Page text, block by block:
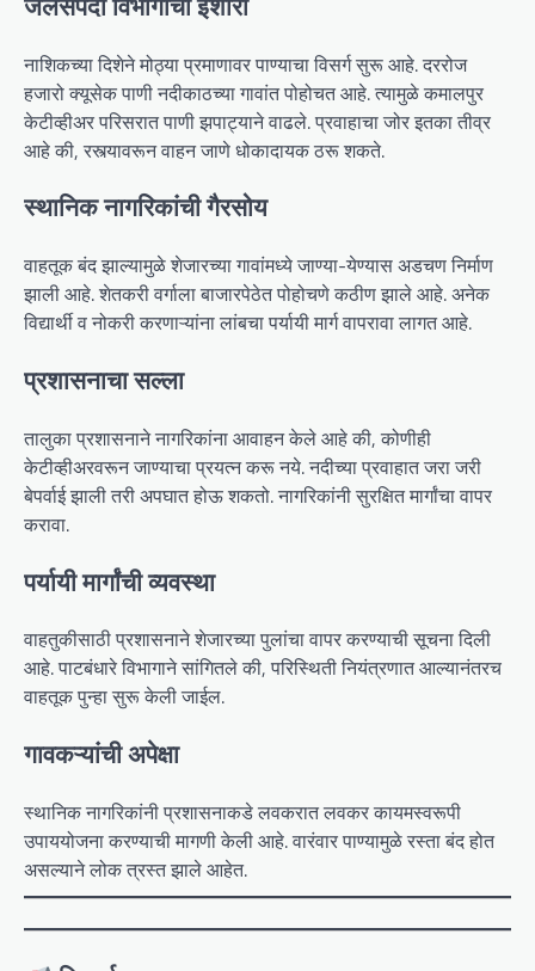
नाशिकच्या दिशेने मोठ्या प्रमाणावर पाण्याचा विसर्ग सुरू आहे. दररोज
हजारो क्यूसेक पाणी नदीकाठच्या गावांत पोहोचत आहे. त्यामुळे कमालपुर
केटीव्हीअर परिसरात पाणी झपाट्याने वाढले. प्रवाहाचा जोर इतका तीव्र
आहे की, रस्त्यावरून वाहन जाणे धोकादायक ठरू शकते.
स्थानिक नागरिकांची गैरसोय
वाहतूक बंद झाल्यामुळे शेजारच्या गावांमध्ये जाण्या-येण्यास अडचण निर्माण
झाली आहे. शेतकरी वर्गाला बाजारपेठेत पोहोचणे कठीण झाले आहे. अनेक
विद्यार्थी व नोकरी करणाऱ्यांना लांबचा पर्यायी मार्ग वापरावा लागत आहे.
प्रशासनाचा सल्ला
तालुका प्रशासनाने नागरिकांना आवाहन केले आहे की, कोणीही
केटीव्हीअरवरून जाण्याचा प्रयत्न करू नये. नदीच्या प्रवाहात जरा जरी
बेपर्वाई झाली तरी अपघात होऊ शकतो. नागरिकांनी सुरक्षित मार्गांचा वापर
करावा.
पर्यायी मार्गांची व्यवस्था
वाहतुकीसाठी प्रशासनाने शेजारच्या पुलांचा वापर करण्याची सूचना दिली
आहे. पाटबंधारे विभागाने सांगितले की, परिस्थिती नियंत्रणात आल्यानंतरच
वाहतूक पुन्हा सुरू केली जाईल.
गावकऱ्यांची अपेक्षा
स्थानिक नागरिकांनी प्रशासनाकडे लवकरात लवकर कायमस्वरूपी
उपाययोजना करण्याची मागणी केली आहे. वारंवार पाण्यामुळे रस्ता बंद होत
असल्याने लोक त्रस्त झाले आहेत.